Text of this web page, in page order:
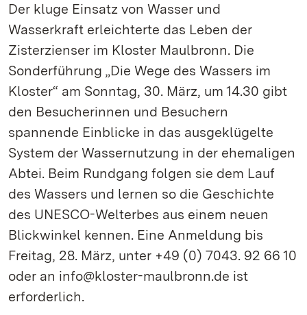
Der kluge Einsatz von Wasser und
Wasserkraft erleichterte das Leben der
Zisterzienser im Kloster Maulbronn. Die
Sonderführung „Die Wege des Wassers im
Kloster“ am Sonntag, 30. März, um 14.30 gibt
den Besucherinnen und Besuchern
spannende Einblicke in das ausgeklügelte
System der Wassernutzung in der ehemaligen
Abtei. Beim Rundgang folgen sie dem Lauf
des Wassers und lernen so die Geschichte
des UNESCO-Welterbes aus einem neuen
Blickwinkel kennen. Eine Anmeldung bis
Freitag, 28. März, unter +49 (0) 7043. 92 66 10
oder an info@kloster-maulbronn.de ist
erforderlich.